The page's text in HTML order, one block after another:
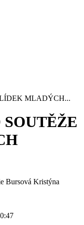
MLADÝCH...
Bursová Kristýna